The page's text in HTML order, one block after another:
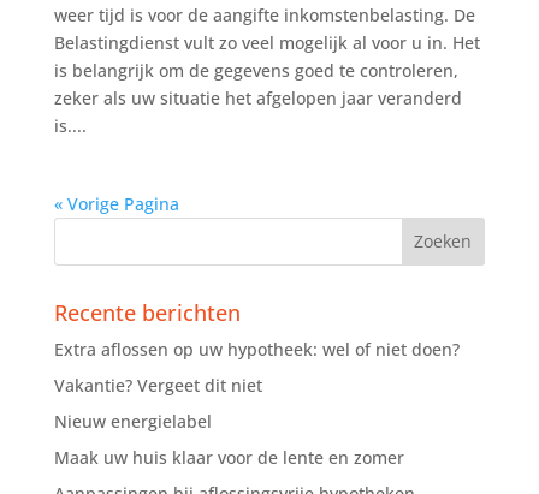
weer tijd is voor de aangifte inkomstenbelasting. De
Belastingdienst vult zo veel mogelijk al voor u in. Het
is belangrijk om de gegevens goed te controleren,
zeker als uw situatie het afgelopen jaar veranderd
is....
« Vorige Pagina
Recente berichten
Extra aflossen op uw hypotheek: wel of niet doen?
Vakantie? Vergeet dit niet
Nieuw energielabel
Maak uw huis klaar voor de lente en zomer